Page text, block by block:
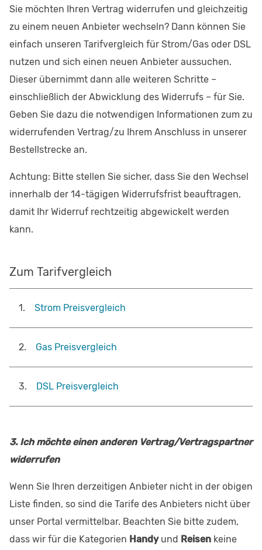
Sie möchten Ihren Vertrag widerrufen und gleichzeitig
zu einem neuen Anbieter wechseln? Dann können Sie
einfach unseren Tarifvergleich für Strom/Gas oder DSL
nutzen und sich einen neuen Anbieter aussuchen.
Dieser übernimmt dann alle weiteren Schritte –
einschließlich der Abwicklung des Widerrufs – für Sie.
Geben Sie dazu die notwendigen Informationen zum zu
widerrufenden Vertrag/zu Ihrem Anschluss in unserer
Bestellstrecke an.
Achtung: Bitte stellen Sie sicher, dass Sie den Wechsel
innerhalb der 14-tägigen Widerrufsfrist beauftragen,
damit Ihr Widerruf rechtzeitig abgewickelt werden
kann.
Zum Tarifvergleich
1 . Strom Preisvergleich
2. Gas Preisvergleich
3. DSL Preisvergleich
3. Ich möchte einen anderen Vertrag/Vertragspartner
widerrufen
Wenn Sie Ihren derzeitigen Anbieter nicht in der obigen
Liste finden, so sind die Tarife des Anbieters nicht über
unser Portal vermittelbar. Beachten Sie bitte zudem,
dass wir für die Kategorien Handyund Reisen keine